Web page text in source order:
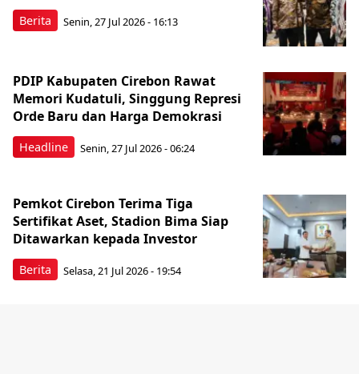
Berita Senin, 27 Jul 2026 - 16:13
Headline
PDIP Kabupaten Cirebon Rawat
Memori Kudatuli, Singgung Represi
Orde Baru dan Harga Demokrasi
Senin, 27 Jul 2026 - 06:24
Berita
Pemkot Cirebon Terima Tiga
Sertifikat Aset, Stadion Bima Siap
Ditawarkan kepada Investor
Selasa, 21 Jul 2026 - 19:54